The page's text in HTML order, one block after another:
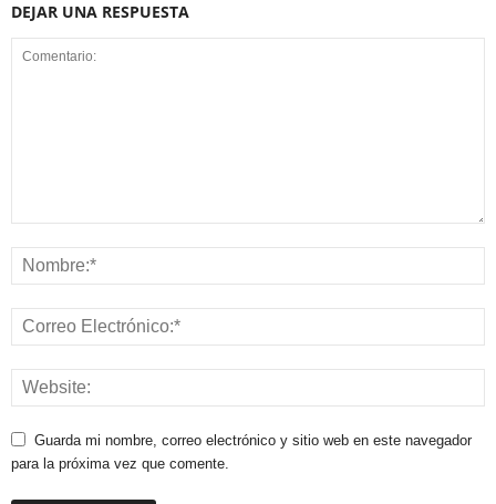
DEJAR UNA RESPUESTA
Guarda mi nombre, correo electrónico y sitio web en este navegador
para la próxima vez que comente.